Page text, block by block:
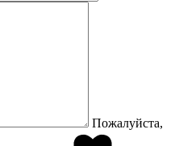
Пожалуйста,